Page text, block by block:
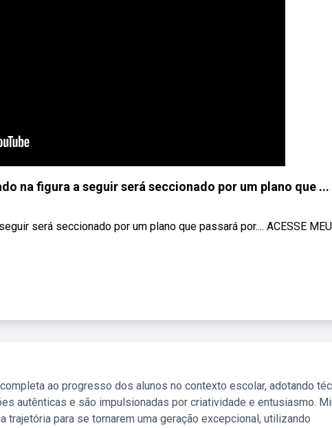
na figura a seguir será seccionado por um plano que ...
será seccionado por um plano que passará por.... ACESSE
ao progresso dos alunos no contexto escolar, adotando
autênticas e são impulsionadas por criatividade e entusiasmo.
trajetória para se tornarem uma geração excepcional, utilizando